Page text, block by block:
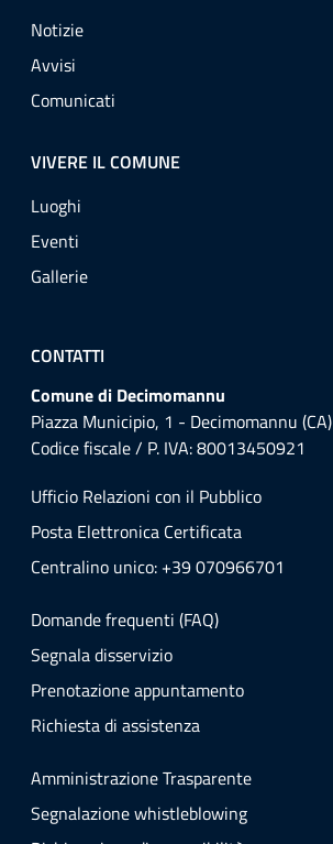
Notizie
Avvisi
Comunicati
VIVERE IL COMUNE
Luoghi
Eventi
Gallerie
CONTATTI
Comune di Decimomannu
Piazza Municipio, 1 - Decimomannu (CA)
Codice fiscale / P. IVA: 80013450921
Ufficio Relazioni con il Pubblico
Posta Elettronica Certificata
Centralino unico: +39 070966701
Domande frequenti (FAQ)
Segnala disservizio
Prenotazione appuntamento
Richiesta di assistenza
Amministrazione Trasparente
Segnalazione whistleblowing